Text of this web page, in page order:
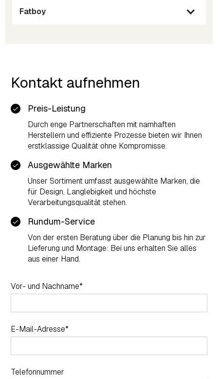
Fatboy
Kontakt aufnehmen
Preis-Leistung
Durch enge Partnerschaften mit namhaften
Herstellern und effiziente Prozesse bieten wir Ihnen
erstklassige Qualität ohne Kompromisse.
Ausgewählte Marken
Unser Sortiment umfasst ausgewählte Marken, die
für Design, Langlebigkeit und höchste
Verarbeitungsqualität stehen.
Rundum-Service
Von der ersten Beratung über die Planung bis hin zur
Lieferung und Montage: Bei uns erhalten Sie alles
aus einer Hand.
Vor- und Nachname*
E-Mail-Adresse*
Telefonnummer